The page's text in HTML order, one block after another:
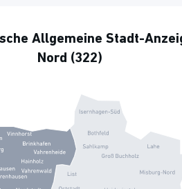
Allgemeine Stadt-
Nord (322)